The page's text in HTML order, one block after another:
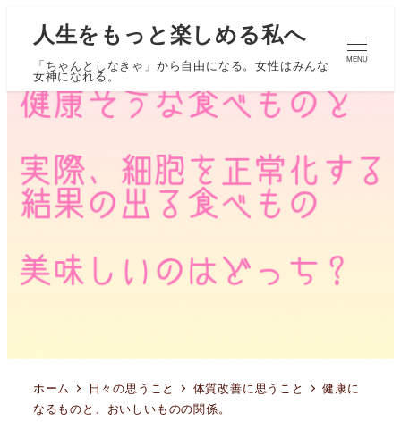
人生をもっと楽しめる私へ
「ちゃんとしなきゃ」から自由になる。女性はみんな
女神になれる。
MENU
ホーム 日々の思うこと 体質改善に思うこと
健康に
なるものと、おいしいものの関係。